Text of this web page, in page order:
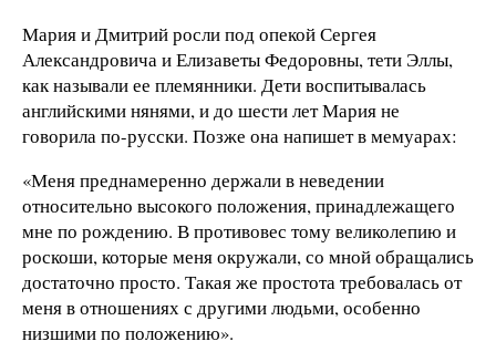
Мария и Дмитрий росли под опекой Сергея
Александровича и Елизаветы Федоровны, тети Эллы,
как называли ее племянники. Дети воспитывалась
английскими нянями, и до шести лет Мария не
говорила по-русски. Позже она напишет в мемуарах:
«Меня преднамеренно держали в неведении
относительно высокого положения, принадлежащего
мне по рождению. В противовес тому великолепию и
роскоши, которые меня окружали, со мной обращались
достаточно просто. Такая же простота требовалась от
меня в отношениях с другими людьми, особенно
низшими по положению».